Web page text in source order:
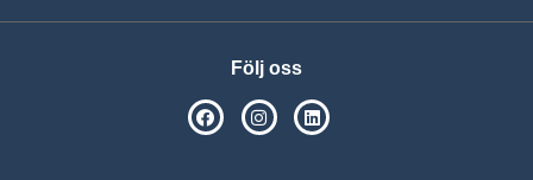
Följ oss
SPSM på Facebook
SPSM på Instagram